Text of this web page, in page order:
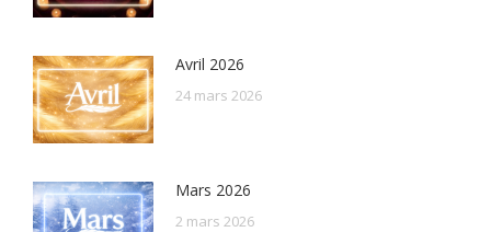
Avril 2026
24 mars 2026
Mars 2026
2 mars 2026